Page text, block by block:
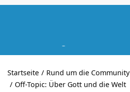
Startseite
Rund um die Community
Off-Topic: Über Gott und die Welt